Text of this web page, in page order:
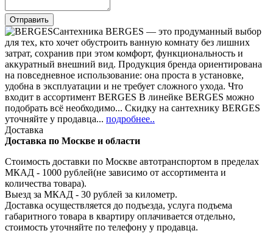
Сантехника BERGES — это продуманный выбор
для тех, кто хочет обустроить ванную комнату без лишних
затрат, сохранив при этом комфорт, функциональность и
аккуратный внешний вид. Продукция бренда ориентирована
на повседневное использование: она проста в установке,
удобна в эксплуатации и не требует сложного ухода. Что
входит в ассортимент BERGES В линейке BERGES можно
подобрать всё необходимо... Скидку на сантехнику BERGES
уточняйте у продавца... подробнее..
Доставка
Доставка по Москве и области
Стоимость доставки по Москве автотранспортом в пределах
МКАД - 1000 рублей(не зависимо от ассортимента и
количества товара).
Выезд за МКАД - 30 рублей за километр.
Доставка осуществляется до подъезда, услуга подъема
габаритного товара в квартиру оплачивается отдельно,
стоимость уточняйте по телефону у продавца.